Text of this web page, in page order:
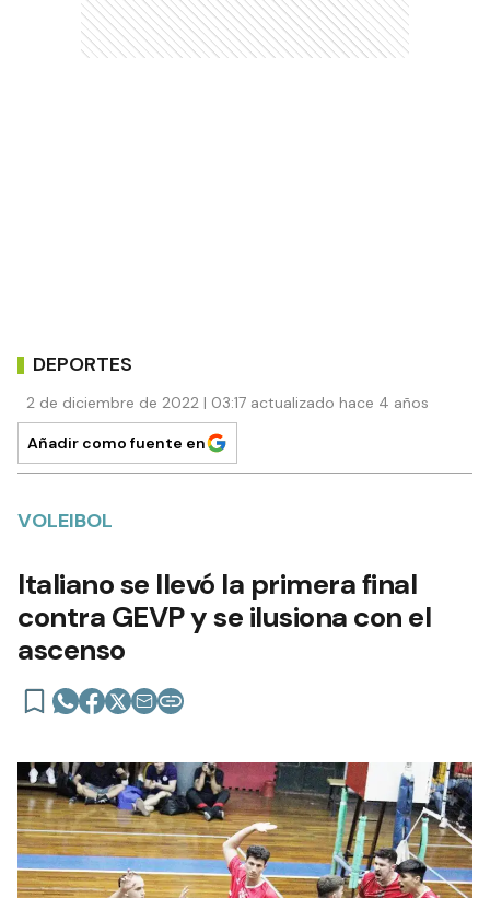
DEPORTES
2 de diciembre de 2022 | 03:17 actualizado hace 4 años
Añadir como fuente en
VOLEIBOL
Italiano se llevó la primera final
contra GEVP y se ilusiona con el
ascenso